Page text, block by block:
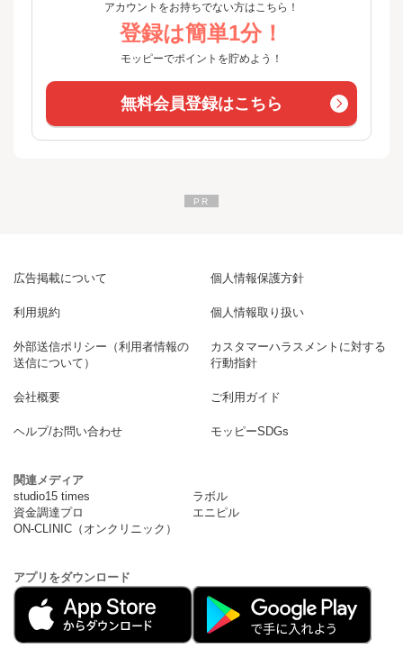
アカウントをお持ちでない方はこちら！
登録は簡単1分！
モッピーでポイントを貯めよう！
無料会員登録はこちら
広告掲載について 個人情報保護方針
利用規約 個人情報取り扱い
外部送信ポリシー（利用者情報の
送信について）
カスタマーハラスメントに対する
行動指針
会社概要 ご利用ガイド
ヘルプ/お問い合わせ モッピーSDGs
関連メディア
studio15 times
ラボル
資金調達プロ
エニピル
ON-CLINIC（オンクリニック）
アプリをダウンロード